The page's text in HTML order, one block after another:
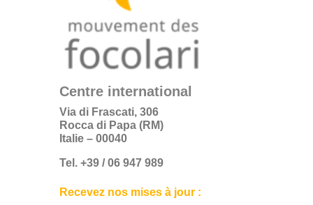
Centre international
Via di Frascati, 306
Rocca di Papa (RM)
Italie – 00040
Tel. +39 / 06 947 989
Recevez nos mises à jour :